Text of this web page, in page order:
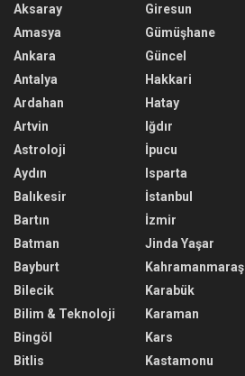
Aksaray
Amasya
Ankara
Antalya
Ardahan
Artvin
Astroloji
Aydın
Balıkesir
Bartın
Batman
Bayburt
Bilecik
Bilim & Teknoloji
Bingöl
Bitlis
Giresun
Gümüşhane
Güncel
Hakkari
Hatay
Iğdır
İpucu
Isparta
İstanbul
İzmir
Jinda Yaşar
Kahramanmaraş
Karabük
Karaman
Kars
Kastamonu